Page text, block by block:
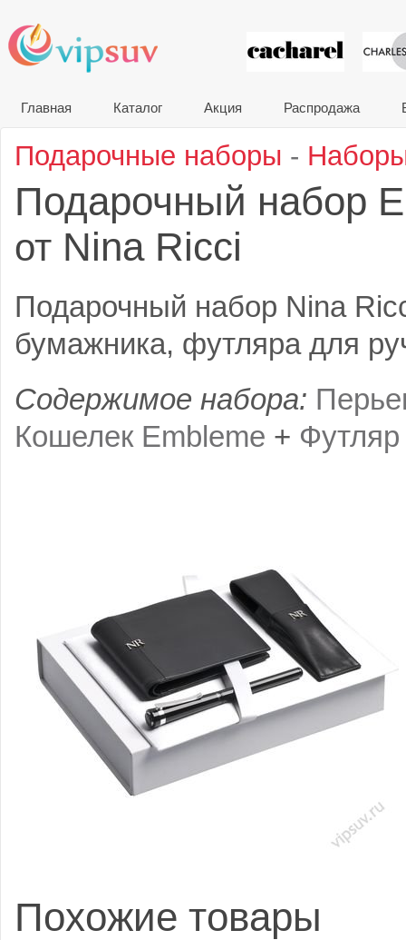
VIP
Главная Каталог Акция Распродажа
Подарочные наборы -
Подарочный набор
от Nina Ricci
Подарочный набор Nina
бумажника, футляра для
Содержимое набора:
Кошелек Embleme +
Похожие товары